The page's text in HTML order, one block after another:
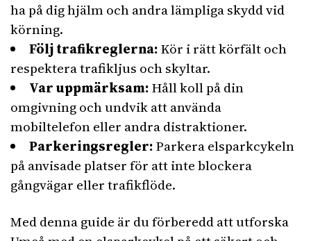
ha på dig hjälm och andra lämpliga skydd vid
körning.
Följ trafikreglerna:Kör i rätt körfält och
respektera trafikljus och skyltar.
Var uppmärksam:Håll koll på din
omgivning och undvik att använda
mobiltelefon eller andra distraktioner.
Parkeringsregler:Parkera elsparkcykeln
på anvisade platser för att inte blockera
gångvägar eller trafikflöde.
Med denna guide är du förberedd att utforska